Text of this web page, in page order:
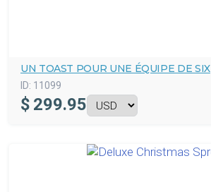
UN TOAST POUR UNE ÉQUIPE DE SIX
ID: 11099
$ 299.95